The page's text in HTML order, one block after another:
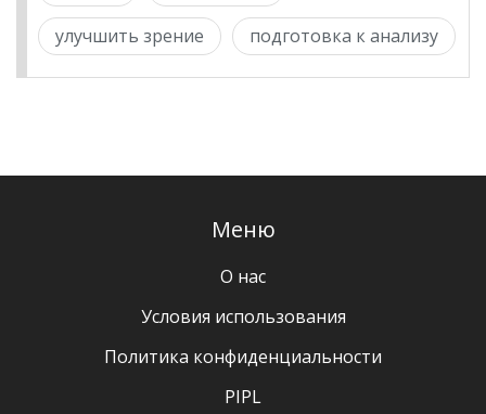
улучшить зрение подготовка к анализу
Меню
О нас
Условия использования
Политика конфиденциальности
PIPL